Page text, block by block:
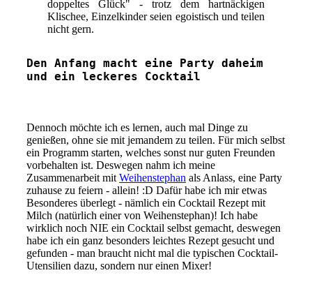
doppeltes Glück" - trotz dem hartnäckigen
Klischee, Einzelkinder seien egoistisch und teilen
nicht gern.
Den Anfang macht eine Party daheim
und ein leckeres Cocktail
Dennoch möchte ich es lernen, auch mal Dinge zu
genießen, ohne sie mit jemandem zu teilen. Für mich selbst
ein Programm starten, welches sonst nur guten Freunden
vorbehalten ist. Deswegen nahm ich meine
Zusammenarbeit mit Weihenstephan als Anlass, eine Party
zuhause zu feiern - allein! :D Dafür habe ich mir etwas
Besonderes überlegt - nämlich ein Cocktail Rezept mit
Milch (natürlich einer von Weihenstephan)! Ich habe
wirklich noch NIE ein Cocktail selbst gemacht, deswegen
habe ich ein ganz besonders leichtes Rezept gesucht und
gefunden - man braucht nicht mal die typischen Cocktail-
Utensilien dazu, sondern nur einen Mixer!